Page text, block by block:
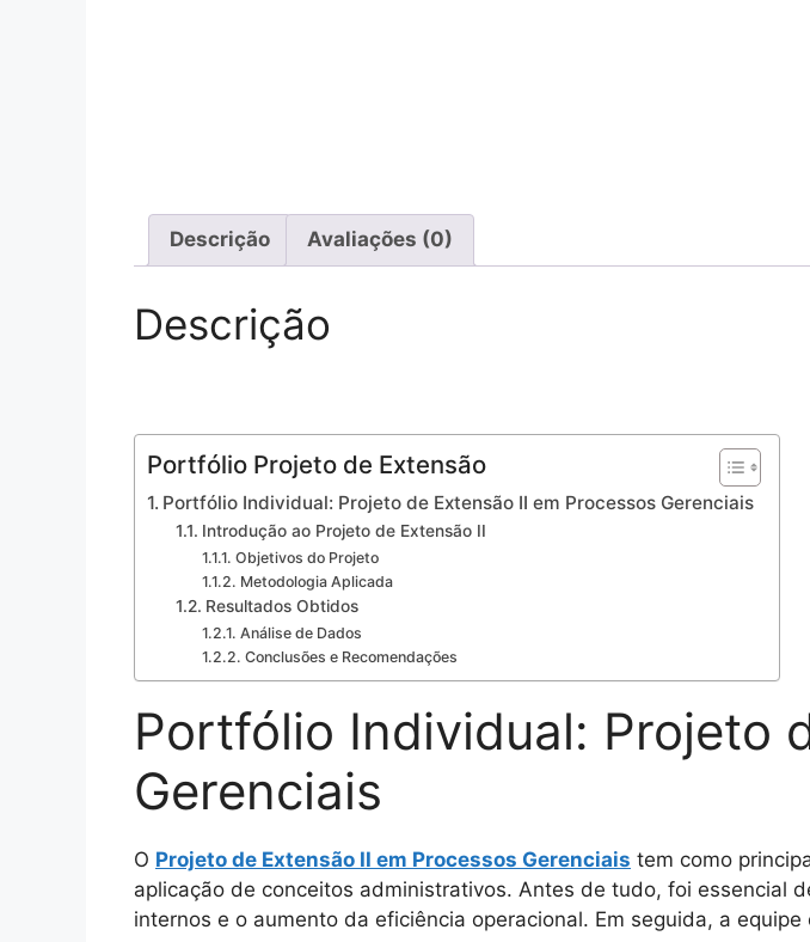
Descrição Avaliações (0)
Descrição
Portfólio Projeto de Extensão
Portfólio Individual: Projeto de Extensão II em Processos Gerenciais
Introdução ao Projeto de Extensão II
Objetivos do Projeto
Metodologia Aplicada
Resultados Obtidos
Análise de Dados
Conclusões e Recomendações
Portfólio Individual: Projeto
Gerenciais
O Projeto de Extensão II em Processos Gerenciais tem como
aplicação de conceitos administrativos. Antes de tudo, foi essencial
internos e o aumento da eficiência operacional. Em seguida, a